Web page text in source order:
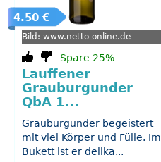
4.50 €
Bild: www.netto-online.de
Spare 25%
Lauffener
Grauburgunder
QbA 1...
Grauburgunder begeistert
mit viel Körper und Fülle. Im
Bukett ist er delika...